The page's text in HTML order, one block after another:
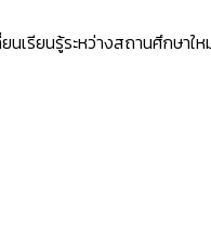
เรียนรู้ระหว่างสถานศึกษาใ